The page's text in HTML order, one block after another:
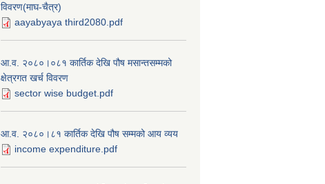
विवरण(माघ-चैत्र)
aayabyaya third2080.pdf
आ.व. २०८०।०८१ कार्तिक देखि पौष मसान्तसम्मको
क्षेत्रगत खर्च विवरण
sector wise budget.pdf
आ.व. २०८०।८१ कार्तिक देखि पौष सम्मको आय व्यय
income expenditure.pdf